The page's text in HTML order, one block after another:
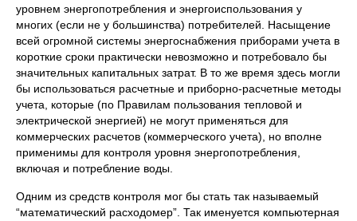
уровнем энергопотребления и энергоиспользования у
многих (если не у большинства) потребителей. Насыщение
всей огромной системы энергоснабжения приборами учета в
короткие сроки практически невозможно и потребовало бы
значительных капитальных затрат. В то же время здесь могли
бы использоваться расчетные и приборно-расчетные методы
учета, которые (по Правилам пользования тепловой и
электрической энергией) не могут применяться для
коммерческих расчетов (коммерческого учета), но вполне
применимы для контроля уровня энергопотребления,
включая и потребление воды.
Одним из средств контроля мог бы стать так называемый
“математический расходомер”. Так именуется компьютерная